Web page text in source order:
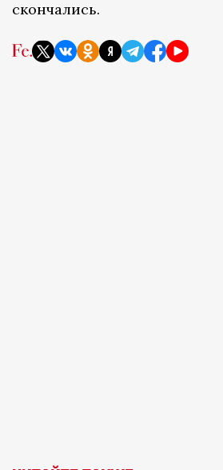
скончались.